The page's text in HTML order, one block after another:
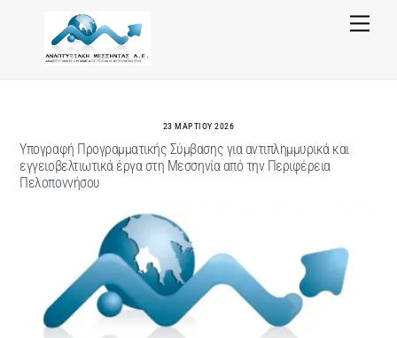
Menu
23 ΜΑΡΤΊΟΥ 2026
Υπογραφή Προγραμματικής Σύμβασης για αντιπλημμυρικά και
εγγειοβελτιωτικά έργα στη Μεσσηνία από την Περιφέρεια
Πελοποννήσου